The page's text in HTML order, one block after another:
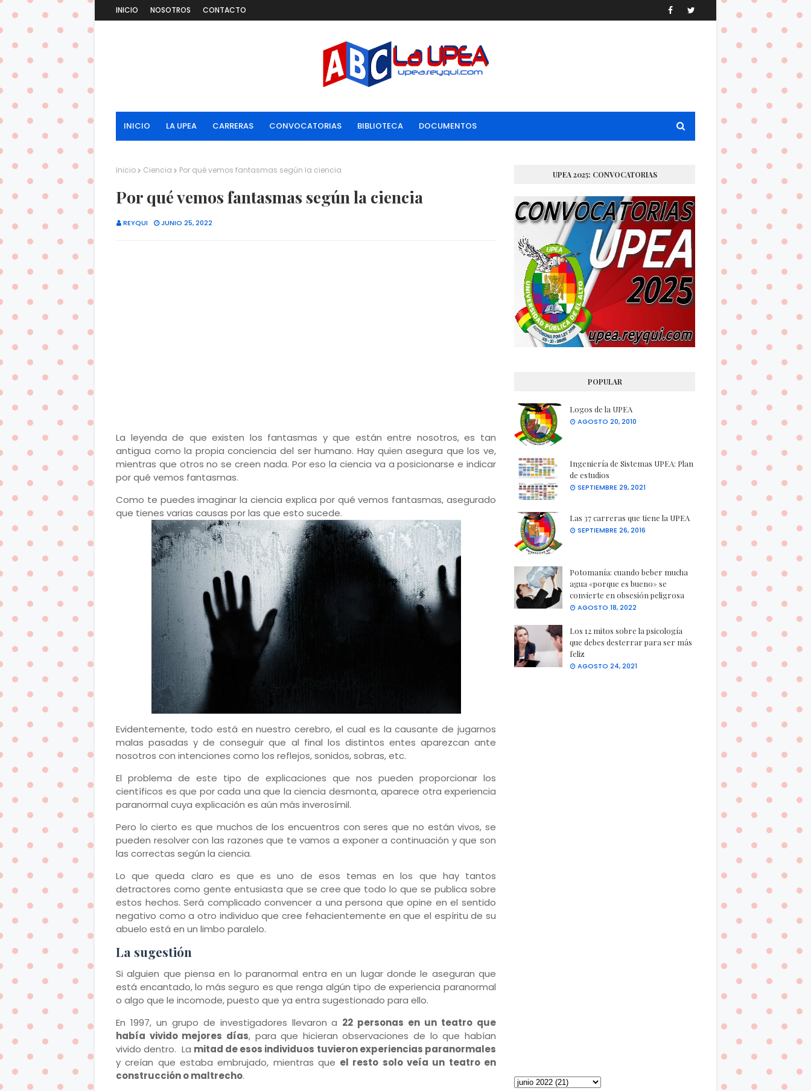
INICIO NOSOTROS CONTACTO
INICIO LA UPEA CARRERAS CONVOCATORIAS BIBLIOTECA DOCUMENTOS
Inicio Ciencia Por qué vemos fantasmas según la ciencia
Por qué vemos fantasmas según la ciencia
REYQUI JUNIO 25, 2022
La leyenda de que existen los fantasmas y que están entre nosotros, es tan
antigua como la propia conciencia del ser humano. Hay quien asegura que los ve,
mientras que otros no se creen nada. Por eso la ciencia va a posicionarse e indicar
por qué vemos fantasmas.
Como te puedes imaginar la ciencia explica por qué vemos fantasmas, asegurado
que tienes varias causas por las que esto sucede.
Evidentemente, todo está en nuestro cerebro, el cual es la causante de jugarnos
malas pasadas y de conseguir que al final los distintos entes aparezcan ante
nosotros con intenciones como los reflejos, sonidos, sobras, etc.
El problema de este tipo de explicaciones que nos pueden proporcionar los
científicos es que por cada una que la ciencia desmonta, aparece otra experiencia
paranormal cuya explicación es aún más inverosímil.
Pero lo cierto es que muchos de los encuentros con seres que no están vivos, se
pueden resolver con las razones que te vamos a exponer a continuación y que son
las correctas según la ciencia.
Lo que queda claro es que es uno de esos temas en los que hay tantos
detractores como gente entusiasta que se cree que todo lo que se publica sobre
estos hechos. Será complicado convencer a una persona que opine en el sentido
negativo como a otro individuo que cree fehacientemente en que el espíritu de su
abuelo está en un limbo paralelo.
La sugestión
Si alguien que piensa en lo paranormal entra en un lugar donde le aseguran que
está encantado, lo más seguro es que renga algún tipo de experiencia paranormal
o algo que le incomode, puesto que ya entra sugestionado para ello.
En 1997, un grupo de investigadores llevaron a 22 personas en un teatro que
había vivido mejores días, para que hicieran observaciones de lo que habían
vivido dentro. La mitad de esos individuos tuvieron experiencias paranormales
y creían que estaba embrujado, mientras que el resto solo veía un teatro en
construcción o maltrecho.
UPEA 2025: CONVOCATORIAS
POPULAR
Logos de la UPEA
AGOSTO 20, 2010
Ingeniería de Sistemas UPEA: Plan
de estudios
SEPTIEMBRE 29, 2021
Las 37 carreras que tiene la UPEA
SEPTIEMBRE 26, 2016
Potomanía: cuando beber mucha
agua «porque es bueno» se
convierte en obsesión peligrosa
AGOSTO 18, 2022
Los 12 mitos sobre la psicología
que debes desterrar para ser más
feliz
AGOSTO 24, 2021